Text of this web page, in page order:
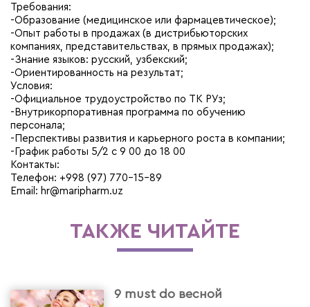
Требования:
-Образование (медицинское или фармацевтическое);
-Опыт работы в продажах (в дистрибьюторских
компаниях, представительствах, в прямых продажах);
-Знание языков: русский, узбекский;
-Ориентированность на результат;
Условия:
-Официальное трудоустройство по ТК РУз;
-Внутрикорпоративная программа по обучению
персонала;
-Перспективы развития и карьерного роста в компании;
-График работы 5/2 с 9 00 до 18 00
Контакты:
Телефон: +998 (97) 770-15-89
Email: hr@maripharm.uz
ТАКЖЕ ЧИТАЙТЕ
9 must do весной